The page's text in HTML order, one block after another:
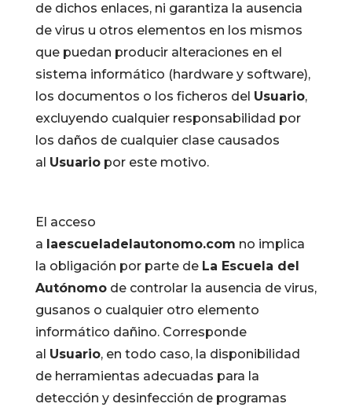
de dichos enlaces, ni garantiza la ausencia
de virus u otros elementos en los mismos
que puedan producir alteraciones en el
sistema informático (hardware y software),
los documentos o los ficheros del Usuario,
excluyendo cualquier responsabilidad por
los daños de cualquier clase causados
al Usuariopor este motivo.
El acceso
a laescueladelautonomo.com no implica
la obligación por parte de La Escuela del
Autónomode controlar la ausencia de virus,
gusanos o cualquier otro elemento
informático dañino. Corresponde
al Usuario, en todo caso, la disponibilidad
de herramientas adecuadas para la
detección y desinfección de programas